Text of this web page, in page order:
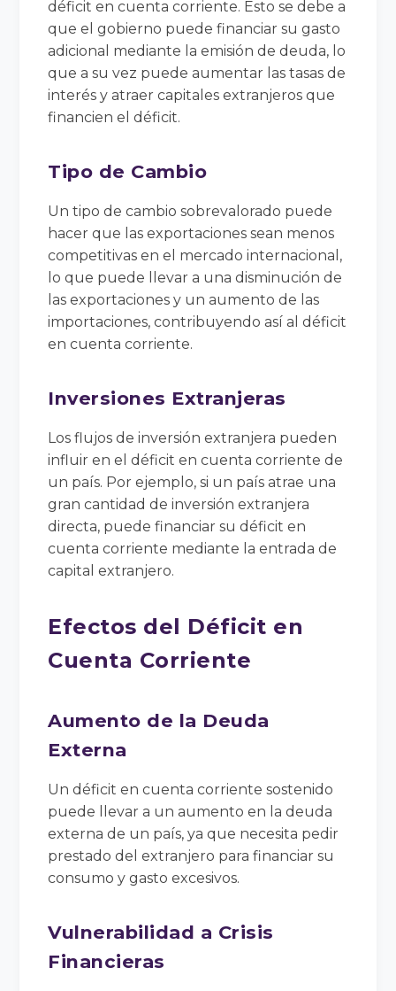
déficit en cuenta corriente. Esto se debe a
que el gobierno puede financiar su gasto
adicional mediante la emisión de deuda, lo
que a su vez puede aumentar las tasas de
interés y atraer capitales extranjeros que
financien el déficit.
Tipo de Cambio
Un tipo de cambio sobrevalorado puede
hacer que las exportaciones sean menos
competitivas en el mercado internacional,
lo que puede llevar a una disminución de
las exportaciones y un aumento de las
importaciones, contribuyendo así al déficit
en cuenta corriente.
Inversiones Extranjeras
Los flujos de inversión extranjera pueden
influir en el déficit en cuenta corriente de
un país. Por ejemplo, si un país atrae una
gran cantidad de inversión extranjera
directa, puede financiar su déficit en
cuenta corriente mediante la entrada de
capital extranjero.
Efectos del Déficit en
Cuenta Corriente
Aumento de la Deuda
Externa
Un déficit en cuenta corriente sostenido
puede llevar a un aumento en la deuda
externa de un país, ya que necesita pedir
prestado del extranjero para financiar su
consumo y gasto excesivos.
Vulnerabilidad a Crisis
Financieras